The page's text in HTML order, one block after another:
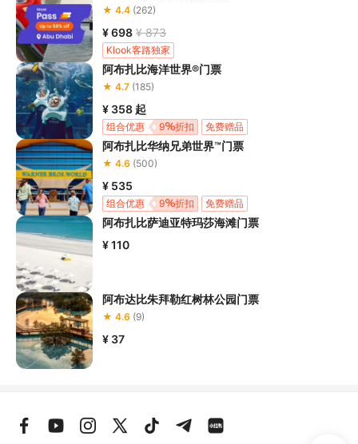
模的沉浸式展览，总楼地板面积达17,000平方公尺。
由首席建筑师 MZ Architects 与 teamLab Architects 合作
构思和设计，并坐落于专门建造的建筑中。
teamLab Phenomena 的建筑设计是 teamLab 全新「环境
现象」概念的一部分，其建筑结构由内而外、由外而内地设
计，将体验完全包覆其中。
展出的艺术品由产生现象的环境所创造和塑造。
独特的建筑设计，为艺术品提供自由有机的演化环境，仿佛
它们本身就是生命体。
1 次 Lamp Café 咖啡厅体验。
1 次精品体验。
★ 4.4 (262)
¥ 698 ¥ 873
Klook客路独家
阿布扎比海洋世界®门票
★ 4.7 (185)
¥ 358 起
9 折扣
组合优惠 免费赠品
阿布扎比华纳兄弟世界™门票
★ 4.6 (500)
¥ 535
9 折扣
组合优惠 免费赠品
阿布扎比萨迪亚特玛莎海滩门票
¥ 110
阿布达比朱拜勒红树林公园门票
★ 4.6 (9)
¥ 37